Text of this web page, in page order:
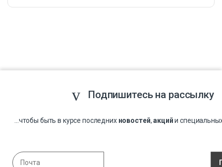
Подпишитесь на рассылку
...чтобы быть в курсе последних новостей,акцийи